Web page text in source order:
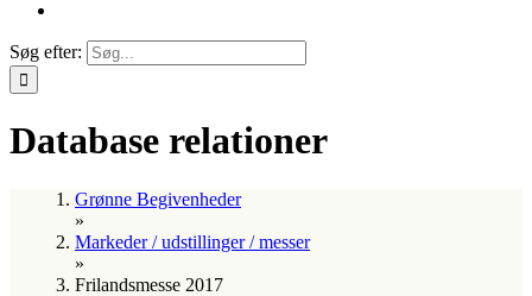
Søg efter:
Database relationer
Grønne Begivenheder
»
Markeder / udstillinger / messer
»
Frilandsmesse 2017